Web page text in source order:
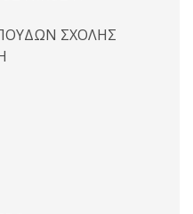
ΣΧΟΛΗΣ